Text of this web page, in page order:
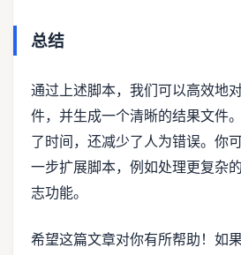
总结
通过上述脚本，我们可以高效地
件，并生成一个清晰的结果文件
了时间，还减少了人为错误。你
一步扩展脚本，例如处理更复杂
志功能。
希望这篇文章对你有所帮助！如